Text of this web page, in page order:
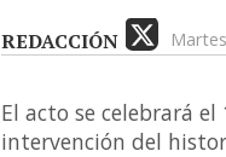
REDACCIÓN
El acto se celebrará
intervención del